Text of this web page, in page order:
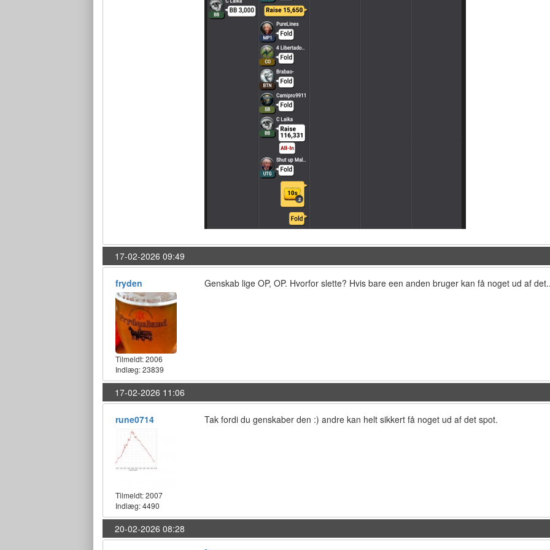
17-02-2026 09:49
fryden
Tilmeldt:2006
Indlæg: 23839
Genskab lige OP, OP. Hvorfor slette? Hvis bare een anden bruger kan få noget ud af
17-02-2026 11:06
rune0714
Tilmeldt:2007
Indlæg: 4490
Tak fordi du genskaber den :) andre kan helt sikkert få noget ud af det spot.
20-02-2026 08:28